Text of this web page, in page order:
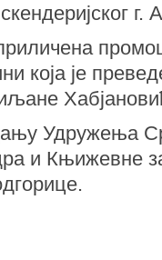
г.
која је
Удружења
и Књижевне